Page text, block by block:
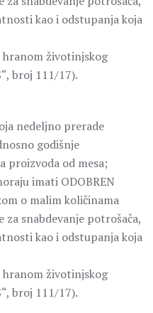
kao i odstupanja koja
hranom životinjskog
broj 111/17).
nedeljno prerade
godišnje
proizvoda od mesa;
imati ODOBREN
o malim količinama
snabdevanje potrošača,
kao i odstupanja koja
hranom životinjskog
broj 111/17).